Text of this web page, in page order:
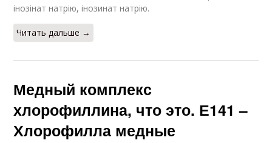
інозінат натрію, інозинат натрію.
Читать дальше →
Медный комплекс
хлорофиллина, что это. Е141 –
Хлорофилла медные